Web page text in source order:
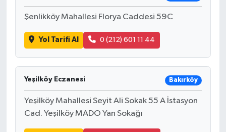
Şenlikköy Mahallesi Florya Caddesi 59C
Yol Tarifi Al 0 (212) 601 11 44
Yeşilköy Eczanesi Bakırköy
Yeşilköy Mahallesi Seyit Ali Sokak 55 A İstasyon
Cad. Yeşilköy MADO Yan Sokağı